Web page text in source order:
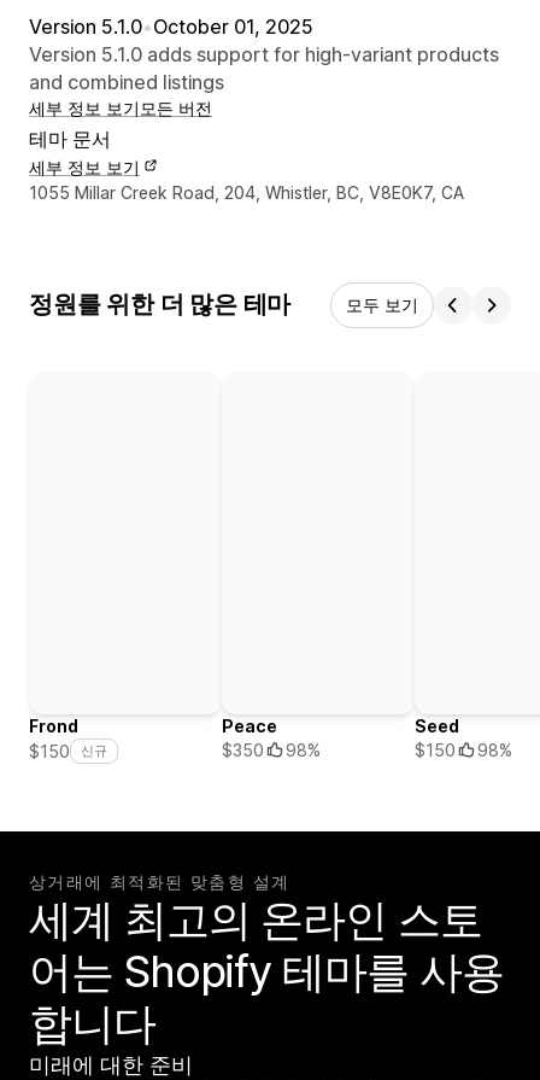
Version 5.1.0•October 01, 2025
Version 5.1.0 adds support for high-variant products
and combined listings
세부 정보 보기 모든 버전
테마 문서
세부 정보 보기
디자이너 연락처 세부 정보
1055 Millar Creek Road, 204, Whistler, BC, V8E0K7, CA
정원를 위한 더 많은 테마 모두 보기
Frond
$150
신규
Peace
$350
98%
Seed
$150
98%
상거래에 최적화된 맞춤형 설계
세계 최고의 온라인 스토
어는 Shopify 테마를 사용
합니다
미래에 대한 준비